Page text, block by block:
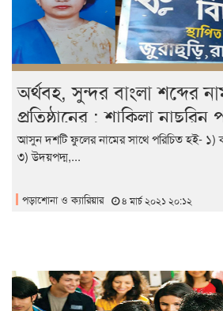
অর্থবহ, সুন্দর বাংলা শব্দের
প্রতিষ্ঠানের : শাকিলা নাছরিন
আসুন দশটি ফুলের নামের সাথে পরিচিত হই- ১)
৩) উদয়পদ্ম,...
পড়াশোনা ও ক্যারিয়ার ৪ মার্চ ২০২১ ২০:১২